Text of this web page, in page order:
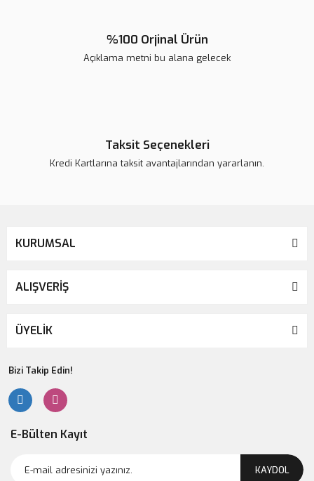
%100 Orjinal Ürün
Açıklama metni bu alana gelecek
Taksit Seçenekleri
Kredi Kartlarına taksit avantajlarından yararlanın.
KURUMSAL
ALIŞVERİŞ
ÜYELİK
Bizi Takip Edin!
E-Bülten Kayıt
KAYDOL